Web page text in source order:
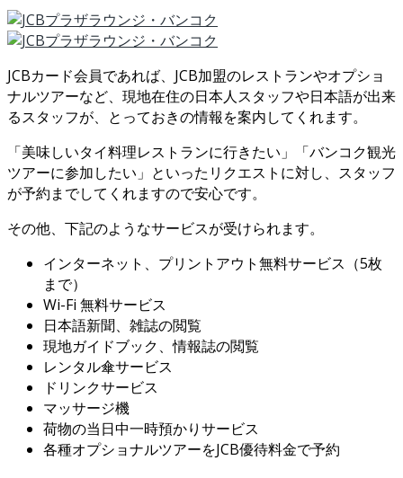
JCBカード会員であれば、JCB加盟のレストランやオプショ
ナルツアーなど、現地在住の日本人スタッフや日本語が出来
るスタッフが、とっておきの情報を案内してくれます。
「美味しいタイ料理レストランに行きたい」「バンコク観光
ツアーに参加したい」といったリクエストに対し、スタッフ
が予約までしてくれますので安心です。
その他、下記のようなサービスが受けられます。
インターネット、プリントアウト無料サービス（5枚
まで）
Wi-Fi 無料サービス
日本語新聞、雑誌の閲覧
現地ガイドブック、情報誌の閲覧
レンタル傘サービス
ドリンクサービス
マッサージ機
荷物の当日中一時預かりサービス
各種オプショナルツアーをJCB優待料金で予約